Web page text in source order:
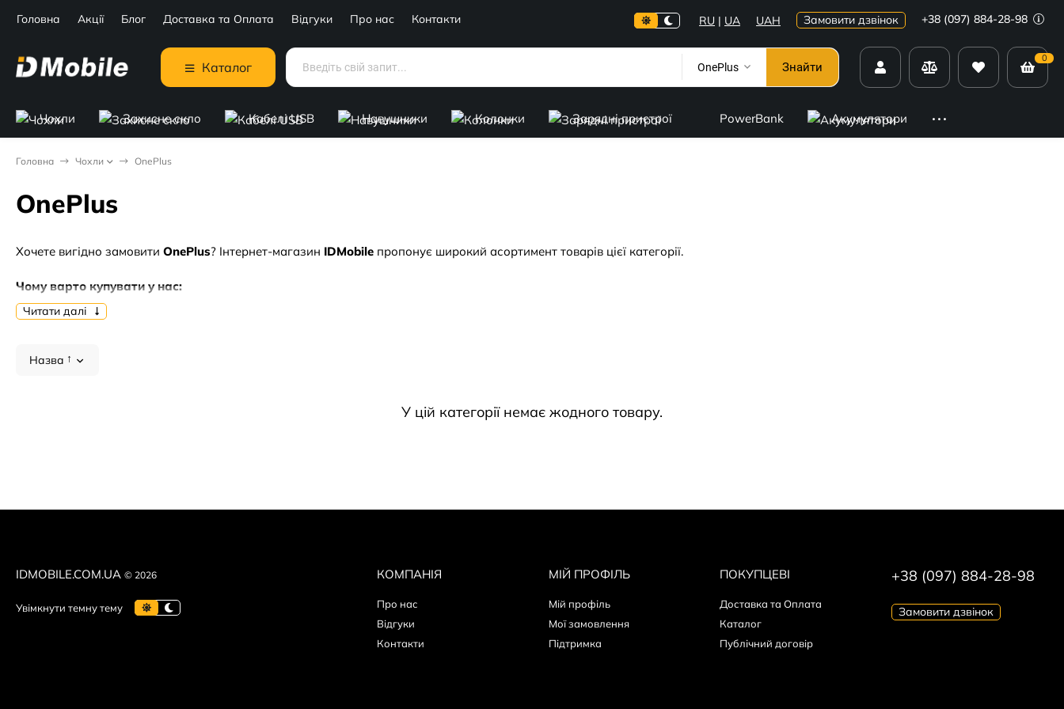
Головна Акції Блог Доставка та Оплата Відгуки Про нас Контакти RU | UA UAH Замовити дзвінок +38 (097) 884-28-98
Каталог OnePlus Знайти
0
Чохли Захисне скло Кабелі USB Навушники Колонки Зарядні пристрої PowerBank Акумулятори
Головна Чохли OnePlus
OnePlus
Хочете вигідно замовити OnePlus? Інтернет-магазин IDMobile пропонує широкий асортимент товарів цієї категорії.
Чому варто купувати у нас:
🔥 Актуальні ціни від
🚚 Оперативна доставка по всій території України.
Читати далі
Назва
У цій категорії немає жодного товару.
IDMOBILE.COM.UA © 2026 КОМПАНІЯ
Про нас
Відгуки
Контакти
МІЙ ПРОФІЛЬ
Мій профіль
Мої замовлення
Пiдтримка
ПОКУПЦЕВІ
Доставка та Оплата
Каталог
Публічний договір
+38 (097) 884-28-98
Замовити дзвінок